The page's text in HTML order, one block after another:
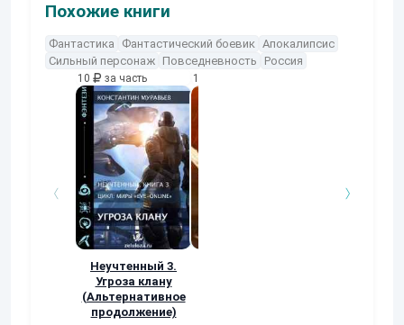
Похожие книги
Фантастика Фантастический боевик Апокалипсис
Сильный персонаж Повседневность Россия
10 за часть
Неучтенный 3.
Угроза клану
(Альтернативное
продолжение)
10